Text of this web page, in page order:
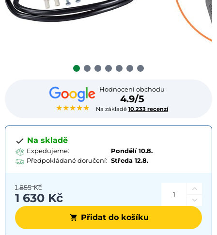
★★★★★
Hodnocení obchodu
4.9/5
Na základě10.233 recenzí
Na skladě
Expedujeme:
Pondělí 10.8.
Předpokládané doručení: Středa 12.8.
1 630 Kč
1 855 Kč
Přidat do košíku